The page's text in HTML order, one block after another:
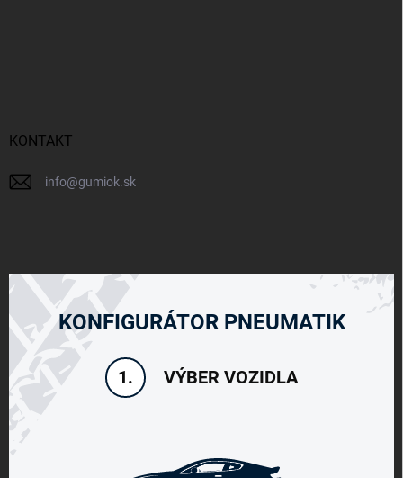
KONTAKT
info@gumiok.sk
KONFIGURÁTOR PNEUMATIK
1. VÝBER VOZIDLA